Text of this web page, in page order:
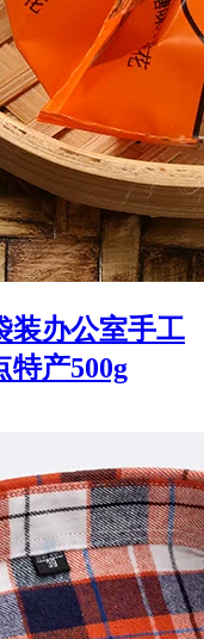
装办公室手工
特产500g